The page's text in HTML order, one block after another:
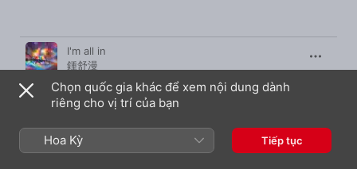
Bài Hát Thời Gian
I'm all in
鍾舒漫
Over You
鍾舒漫
R U Naughty?
鍾舒漫
Chọn quốc gia khác để xem nội dung dành
riêng cho vị trí của bạn
Hoa Kỳ Tiếp tục